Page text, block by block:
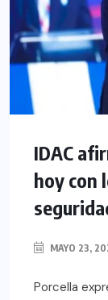
IDAC
hoy con
MAYO 23,
Porcella